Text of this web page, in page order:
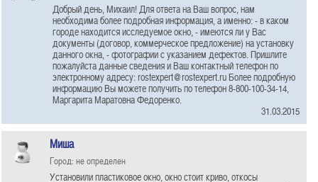
Добрый день, Михаил! Для ответа на Ваш вопрос, нам
необходима более подробная информация, а именно: - в каком
городе находится исследуемое окно, - имеются ли у Вас
документы (договор, коммерческое предложение) на установку
данного окна, - фотографии с указанием дефектов. Пришлите
пожалуйста данные сведения и Ваш контактный телефон по
электронному адресу: rostexpert@rostexpert.ru Более подробную
информацию Вы можете получить по телефон 8-800-100-34-14,
Маргарита Маратовна Федоренко.
31.03.2015
Миша
Город: не определен
Установили пластиковое окно, окно стоит криво, откосы